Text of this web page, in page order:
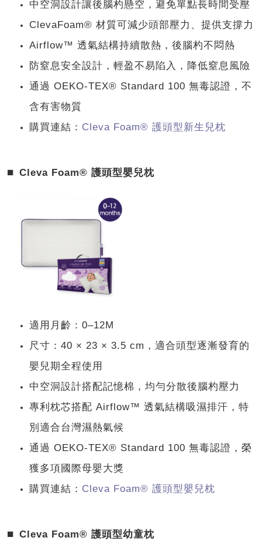
中空洞設計讓後腦杓懸空，避免單點長時間受壓
ClevaFoam® 材質可減少頭部壓力、提供支撐力
Airflow™ 透氣結構持續散熱，後腦杓不悶熱
防窒息安全設計，輕盈不易陷入，降低窒息風險
通過 OEKO-TEX® Standard 100 無毒認證，不
含有害物質
購買連結： Cleva Foam® 護頭型新生兒枕
⏹︎ Cleva Foam® 護頭型嬰兒枕
適用月齡：0–12M
尺寸：40 × 23 × 3.5 cm，適合頭型逐漸發育的
嬰兒期全程使用
中空洞設計搭配記憶棉，均勻分散後腦杓壓力
專利枕芯搭配 Airflow™ 透氣結構吸濕排汗，特
別適合台灣濕熱氣候
通過 OEKO-TEX® Standard 100 無毒認證，榮
獲多項國際母嬰大獎
購買連結： Cleva Foam® 護頭型嬰兒枕
⏹︎ Cleva Foam® 護頭型幼童枕